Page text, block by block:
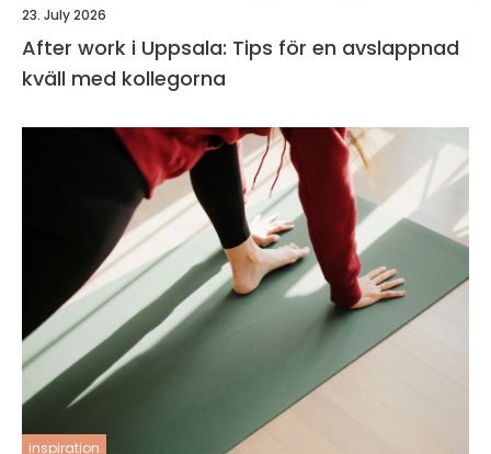
23. July 2026
After work i Uppsala: Tips för en avslappnad
kväll med kollegorna
inspiration